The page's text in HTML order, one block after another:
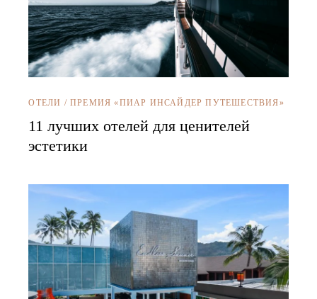
ОТЕЛИ / ПРЕМИЯ «ПИАР ИНСАЙДЕР ПУТЕШЕСТВИЯ»
11 лучших отелей для ценителей
эстетики